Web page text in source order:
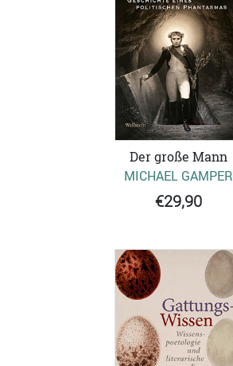
Der große Mann
MICHAEL GAMPER
€29,90